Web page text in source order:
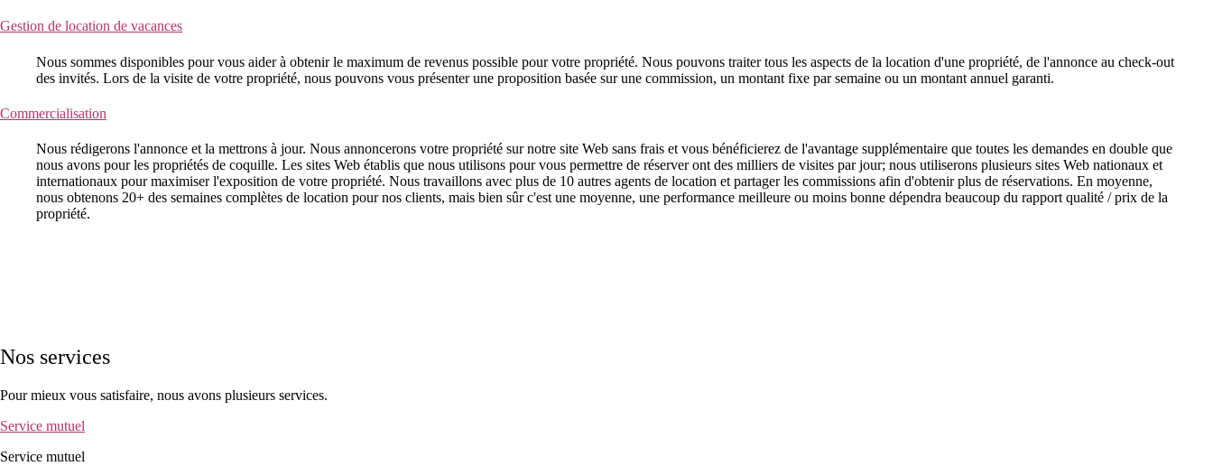
Gestion de location de vacances
Nous sommes disponibles pour vous aider à obtenir le maximum de revenus possible pour votre propriété. Nous pouvons traiter tous les aspects de la location d'une propriété, de l'annonce au check-out
des invités. Lors de la visite de votre propriété, nous pouvons vous présenter une proposition basée sur une commission, un montant fixe par semaine ou un montant annuel garanti.
Commercialisation
Nous rédigerons l'annonce et la mettrons à jour. Nous annoncerons votre propriété sur notre site Web sans frais et vous bénéficierez de l'avantage supplémentaire que toutes les demandes en double que
nous avons pour les propriétés de coquille. Les sites Web établis que nous utilisons pour vous permettre de réserver ont des milliers de visites par jour; nous utiliserons plusieurs sites Web nationaux et
internationaux pour maximiser l'exposition de votre propriété. Nous travaillons avec plus de 10 autres agents de location et partager les commissions afin d'obtenir plus de réservations. En moyenne,
nous obtenons 20+ des semaines complètes de location pour nos clients, mais bien sûr c'est une moyenne, une performance meilleure ou moins bonne dépendra beaucoup du rapport qualité / prix de la
propriété.
Nos services
Pour mieux vous satisfaire, nous avons plusieurs services.
Service mutuel
Service mutuel